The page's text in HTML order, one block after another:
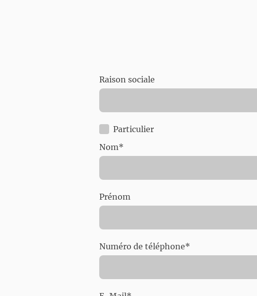
Raison sociale
Particulier
Nom*
Prénom
Numéro de téléphone*